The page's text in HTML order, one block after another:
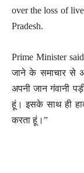
over the loss of
Pradesh.
Prime Minister
जाने के समाचार से
अपनी जान गंवानी
हूं। इसके साथ ही
करता हूं।”